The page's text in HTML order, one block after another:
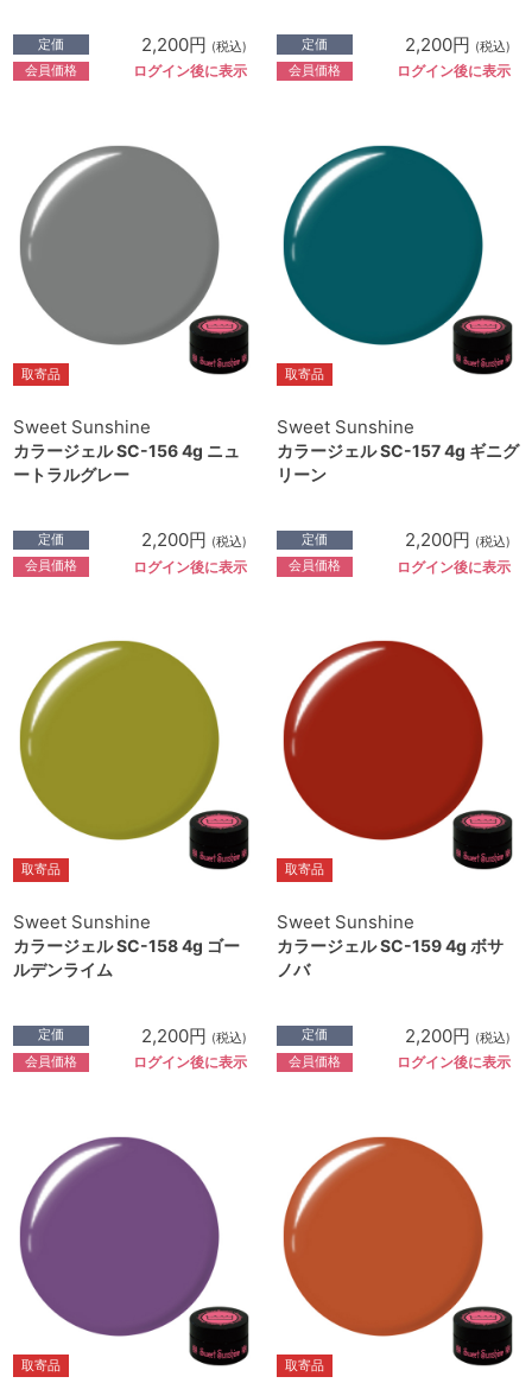
定価 2,200円 (税込)
会員価格 ログイン後に表示
定価 2,200円 (税込)
会員価格 ログイン後に表示
取寄品
Sweet Sunshine
カラージェル SC-156 4g ニュ
ートラルグレー
定価 2,200円 (税込)
会員価格 ログイン後に表示
取寄品
Sweet Sunshine
カラージェル SC-157 4g ギニグ
リーン
定価 2,200円 (税込)
会員価格 ログイン後に表示
取寄品
Sweet Sunshine
カラージェル SC-158 4g ゴー
ルデンライム
定価 2,200円 (税込)
会員価格 ログイン後に表示
取寄品
Sweet Sunshine
カラージェル SC-159 4g ボサ
ノバ
定価 2,200円 (税込)
会員価格 ログイン後に表示
取寄品 取寄品